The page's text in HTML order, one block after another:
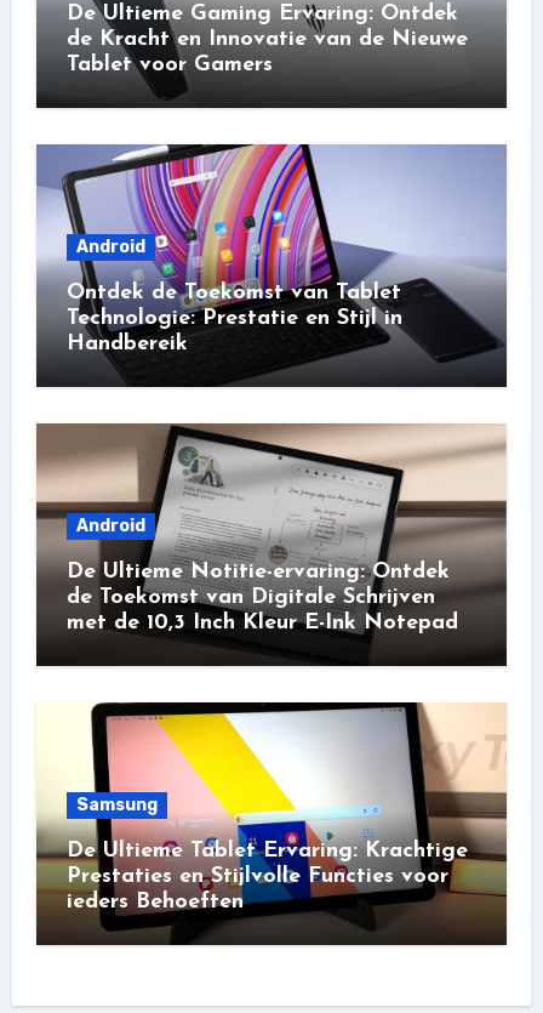
De Ultieme Gaming Ervaring: Ontdek
de Kracht en Innovatie van de Nieuwe
Tablet voor Gamers
Android
Ontdek de Toekomst van Tablet
Technologie: Prestatie en Stijl in
Handbereik
Android
De Ultieme Notitie-ervaring: Ontdek
de Toekomst van Digitale Schrijven
met de 10,3 Inch Kleur E-Ink Notepad
Samsung
De Ultieme Tablet Ervaring: Krachtige
Prestaties en Stijlvolle Functies voor
ieders Behoeften